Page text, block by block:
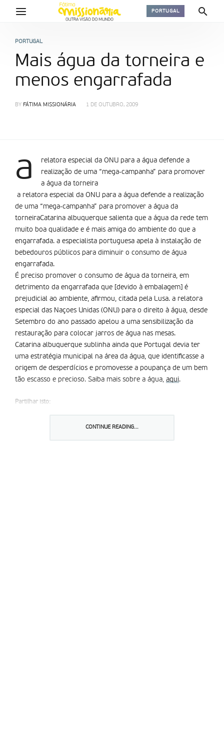
PORTUGAL
PORTUGAL
Mais água da torneira e
menos engarrafada
BY FÁTIMA MISSIONÁRIA 1 DE OUTUBRO, 2009
a
relatora especial da ONU para a água defende a
realização de uma “mega-campanha” para promover
a água da torneira
a relatora especial da ONU para a água defende a realização
de uma “mega-campanha” para promover a água da
torneiraCatarina albuquerque salienta que a água da rede tem
muito boa qualidade e é mais amiga do ambiente do que a
engarrafada. a especialista portuguesa apela à instalação de
bebedouros públicos para diminuir o consumo de água
engarrafada.
É preciso promover o consumo de água da torneira, em
detrimento da engarrafada que [devido à embalagem] é
prejudicial ao ambiente, afirmou, citada pela Lusa. a relatora
especial das Naçoes Unidas (ONU) para o direito à água, desde
Setembro do ano passado apelou a uma sensibilização da
restauração para colocar jarros de água nas mesas.
Catarina albuquerque sublinha ainda que Portugal devia ter
uma estratégia municipal na área da água, que identificasse a
origem de desperdícios e promovesse a poupança de um bem
tão escasso e precioso. Saiba mais sobre a água, aqui.
Partilhar isto:
CONTINUE READING...